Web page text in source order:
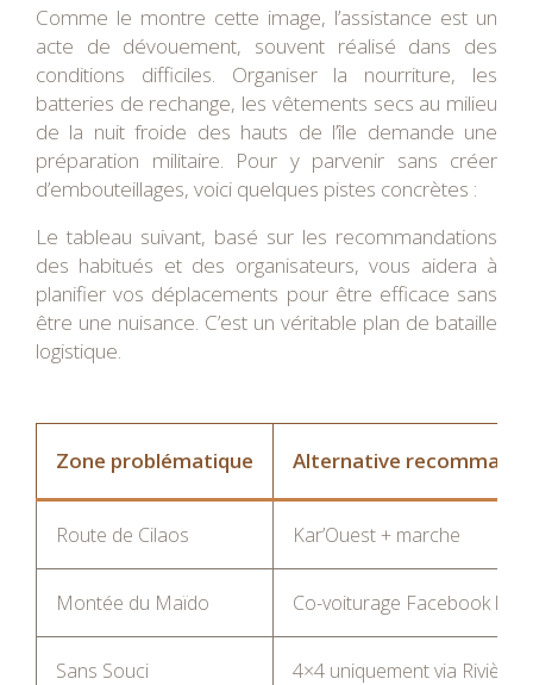
Comme le montre cette image, l’assistance est un
acte de dévouement, souvent réalisé dans des
conditions difficiles. Organiser la nourriture, les
batteries de rechange, les vêtements secs au milieu
de la nuit froide des hauts de l’île demande une
préparation militaire. Pour y parvenir sans créer
d’embouteillages, voici quelques pistes concrètes :
Le tableau suivant, basé sur les recommandations
des habitués et des organisateurs, vous aidera à
planifier vos déplacements pour être efficace sans
être une nuisance. C’est un véritable plan de bataille
logistique.
Zone problématique Alternative
Route de Cilaos Kar’Ouest + marche
Montée du Maïdo Co-voiturage Facebook local
Sans Souci 4×4 uniquement via Rivière